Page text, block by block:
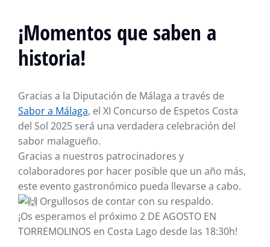
¡Momentos que saben a
historia!
Gracias a la Diputación de Málaga a través de
Sabor a Málaga, el XI Concurso de Espetos Costa
del Sol 2025 será una verdadera celebración del
sabor malagueño.
Gracias a nuestros patrocinadores y
colaboradores por hacer posible que un año más,
este evento gastronómico pueda llevarse a cabo.
Orgullosos de contar con su respaldo.
¡Os esperamos el próximo 2 DE AGOSTO EN
TORREMOLINOS en Costa Lago desde las 18:30h!